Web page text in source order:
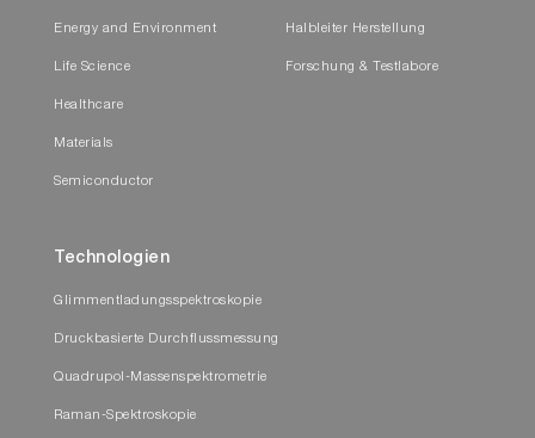
Energy and Environment
Life Science
Healthcare
Materials
Semiconductor
Halbleiter Herstellung
Forschung & Testlabore
Technologien
Glimmentladungsspektroskopie
Druckbasierte Durchflussmessung
Quadrupol-Massenspektrometrie
Raman-Spektroskopie